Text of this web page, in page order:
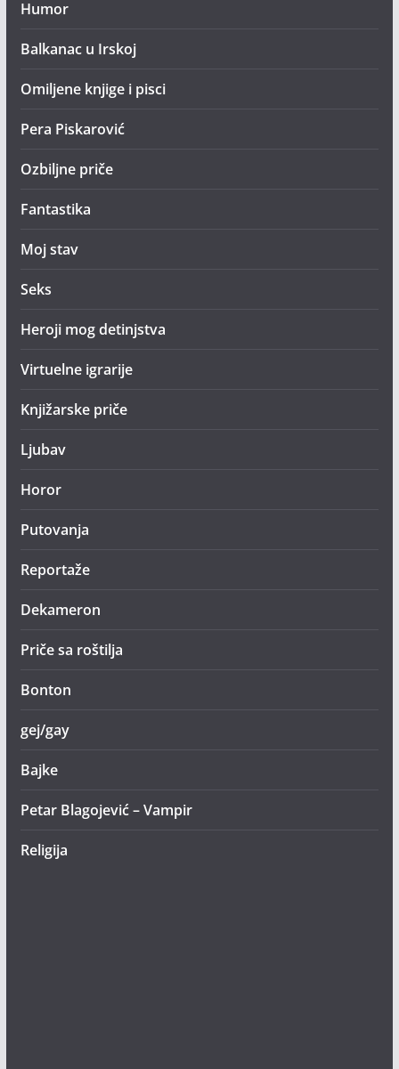
Humor
Balkanac u Irskoj
Omiljene knjige i pisci
Pera Piskarović
Ozbiljne priče
Fantastika
Moj stav
Seks
Heroji mog detinjstva
Virtuelne igrarije
Knjižarske priče
Ljubav
Horor
Putovanja
Reportaže
Dekameron
Priče sa roštilja
Bonton
gej/gay
Bajke
Petar Blagojević – Vampir
Religija